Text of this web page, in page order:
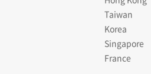
Taiwan
Korea
Singapore
France